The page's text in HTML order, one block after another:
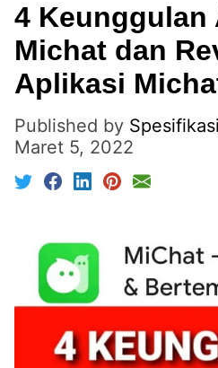
4 Keunggulan
Michat dan
Aplikasi
Published by
Maret 5, 2022